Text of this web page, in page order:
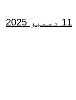
11 دسمبر 2025